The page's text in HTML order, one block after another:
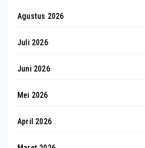
Agustus 2026
Juli 2026
Juni 2026
Mei 2026
April 2026